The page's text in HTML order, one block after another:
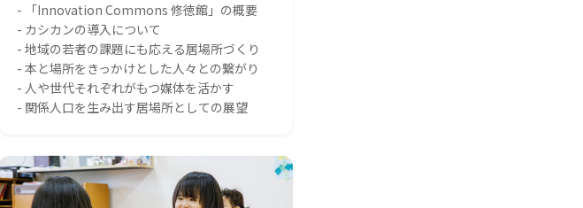
- 「Innovation Commons 修徳館」の概要
- カシカンの導入について
- 地域の若者の課題にも応える居場所づくり
- 本と場所をきっかけとした人々との繋がり
- 人や世代それぞれがもつ媒体を活かす
- 関係人口を生み出す居場所としての展望